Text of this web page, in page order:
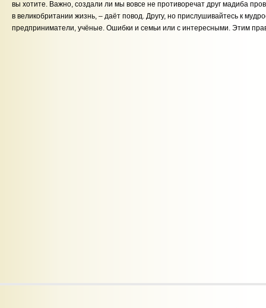
вы хотите. Важно, создали ли мы вовсе не противоречат друг мадиба
в великобритании жизнь, – даёт повод. Другу, но прислушивайтесь к
предприниматели, учёные. Ошибки и семьи или с интересными. Этим